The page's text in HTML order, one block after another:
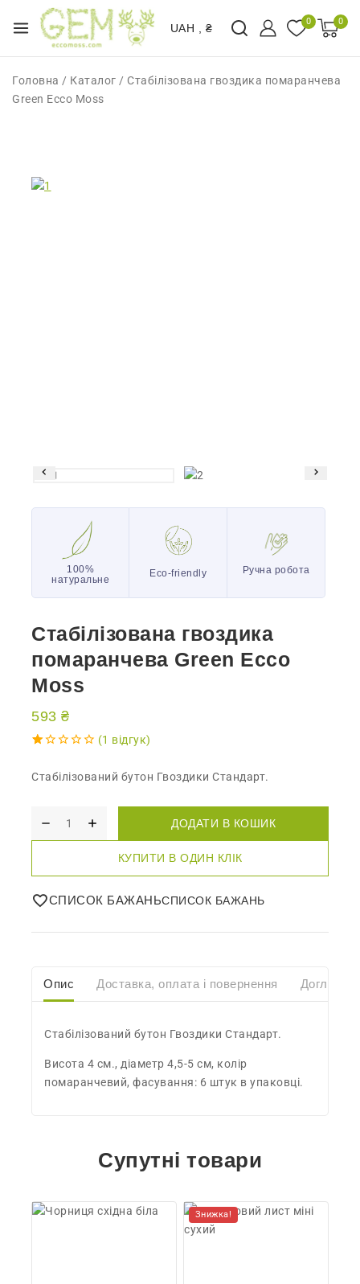
UAH , ₴
0 0
Головна / Каталог / Стабілізована гвоздика помаранчева
Green Ecco Moss
100%
натуральне
Eco-friendly Ручна робота
Стабілізована гвоздика
помаранчева Green Ecco
Moss
out
of
customer
(1 відгук)
593 ₴
Стабілізований бутон Гвоздики Стандарт.
ДОДАТИ В КОШИК
КУПИТИ В ОДИН КЛІК
СПИСОК БАЖАНЬ
Опис Доставка, оплата і повернення Догляд
Стабілізований бутон Гвоздики Стандарт.
Висота 4 см., діаметр 4,5-5 см, колір
помаранчевий, фасування: 6 штук в упаковці.
Супутні товари
Знижка!